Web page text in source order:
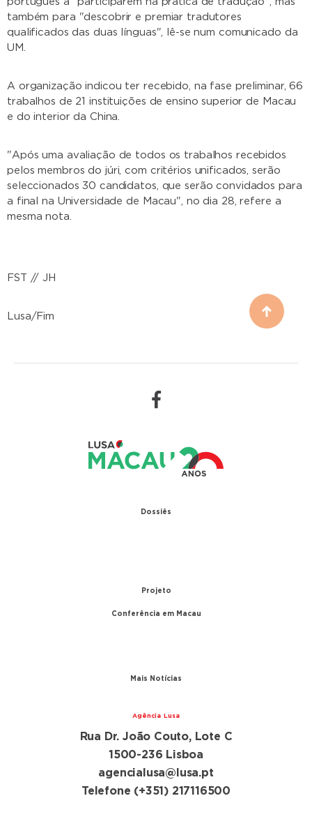
também para "descobrir e premiar tradutores
qualificados das duas línguas", lê-se num comunicado da
UM.
A organização indicou ter recebido, na fase preliminar, 66
trabalhos de 21 instituições de ensino superior de Macau
e do interior da China.
"Após uma avaliação de todos os trabalhos recebidos
pelos membros do júri, com critérios unificados, serão
seleccionados 30 candidatos, que serão convidados para
a final na Universidade de Macau", no dia 28, refere a
mesma nota.
FST // JH
Lusa/Fim
Dossiês
Projeto
Conferência em Macau
Mais Notícias
Agência Lusa
Rua Dr. João Couto, Lote C
1500-236 Lisboa
agencialusa@lusa.pt
Telefone (+351) 217116500